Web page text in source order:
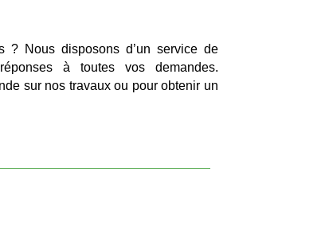
? Nous disposons d’un service de
à toutes vos demandes.
sur nos travaux ou pour obtenir un